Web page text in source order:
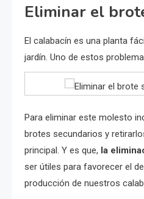
Eliminar el
El calabacín es una planta
jardín. Uno de estos
Para eliminar este molesto
brotes secundarios y
principal. Y es que, la
ser útiles para favorecer el
producción de nuestros